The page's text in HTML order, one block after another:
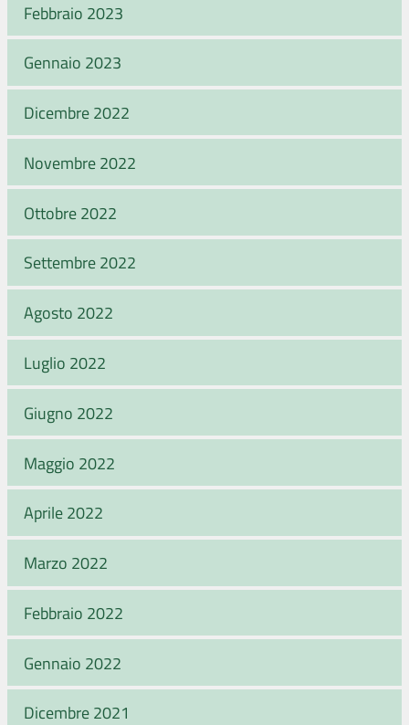
Febbraio 2023
Gennaio 2023
Dicembre 2022
Novembre 2022
Ottobre 2022
Settembre 2022
Agosto 2022
Luglio 2022
Giugno 2022
Maggio 2022
Aprile 2022
Marzo 2022
Febbraio 2022
Gennaio 2022
Dicembre 2021